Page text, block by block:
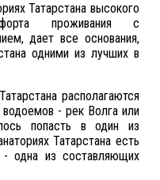
Татарстана высокого
проживания с
дает все основания,
одними из лучших в
располагаются
- рек Волга или
попасть в один из
Татарстана есть
- одна из составляющих